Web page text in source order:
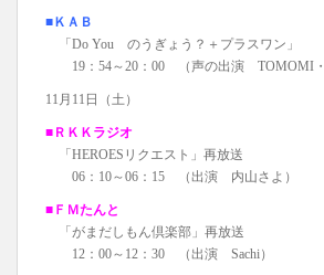
■ＫＡＢ
「Do You のうぎょう？＋プラスワン」
19：54～20：00 （声の出演 TOMOMI・
11月11日（土）
■ＲＫＫラジオ
「HEROESリクエスト」再放送
06：10～06：15 （出演 内山さよ）
■ＦＭたんと
「がまだしもん倶楽部」再放送
12：00～12：30 （出演 Sachi）